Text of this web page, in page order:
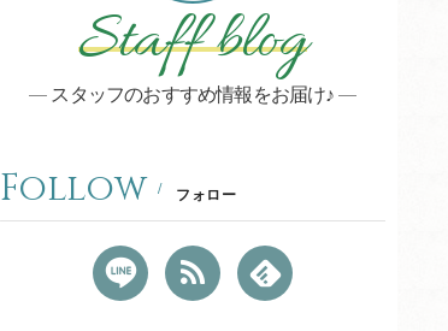
Staff blog
スタッフのおすすめ情報をお届け♪
Follow フォロー